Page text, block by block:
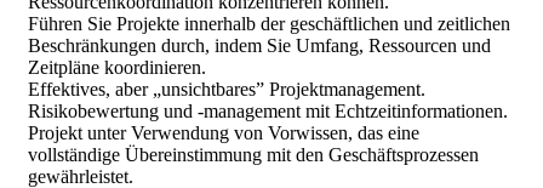
Führen Sie Projekte innerhalb der geschäftlichen und zeitlichen
Beschränkungen durch, indem Sie Umfang, Ressourcen und
Zeitpläne koordinieren.
Effektives, aber „unsichtbares” Projektmanagement.
Risikobewertung und -management mit Echtzeitinformationen.
Projekt unter Verwendung von Vorwissen, das eine
vollständige Übereinstimmung mit den Geschäftsprozessen
gewährleistet.